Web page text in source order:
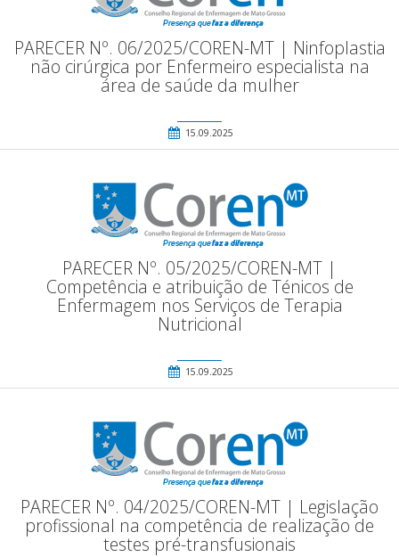
PARECER Nº. 06/2025/COREN-MT | Ninfoplastia
não cirúrgica por Enfermeiro especialista na
área de saúde da mulher
15.09.2025
PARECER Nº. 05/2025/COREN-MT |
Competência e atribuição de Ténicos de
Enfermagem nos Serviços de Terapia
Nutricional
15.09.2025
PARECER Nº. 04/2025/COREN-MT | Legislação
profissional na competência de realização de
testes pré-transfusionais